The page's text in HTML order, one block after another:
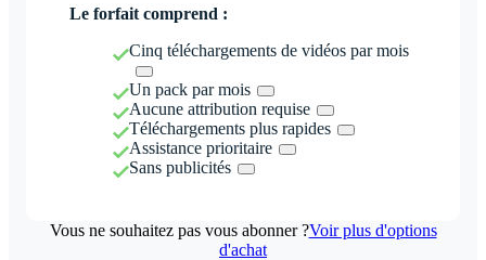
Le forfait comprend :
Cinq téléchargements de vidéos par mois
Un pack par mois
Aucune attribution requise
Téléchargements plus rapides
Assistance prioritaire
Sans publicités
Vous ne souhaitez pas vous abonner ?Voir plus d'options
d'achat